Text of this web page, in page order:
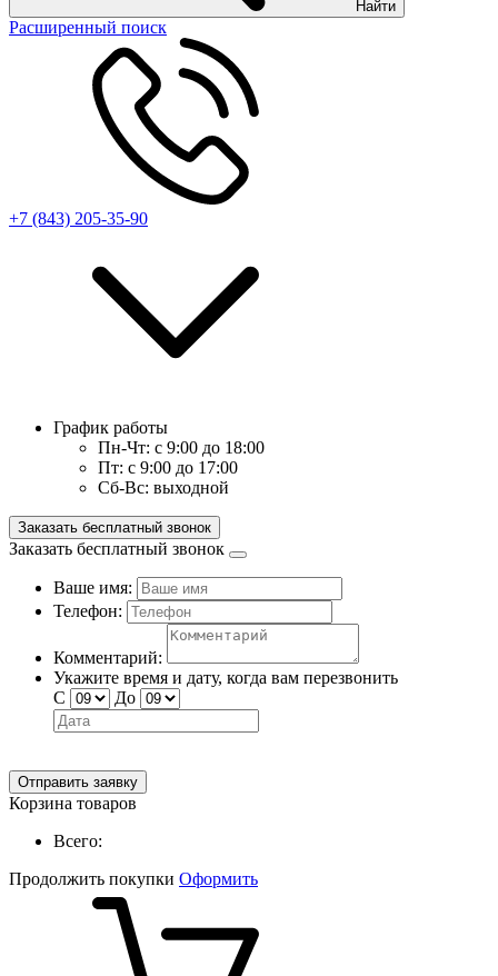
Найти
Расширенный поиск
+7 (843) 205-35-90
График работы
Пн-Чт: с 9:00 до 18:00
Пт: с 9:00 до 17:00
Сб-Вс: выходной
Заказать бесплатный звонок
Заказать бесплатный звонок
Ваше имя:
Телефон:
Комментарий:
Укажите время и дату, когда вам перезвонить
С
До
Отправить заявку
Корзина товаров
Всего:
Продолжить покупки Оформить